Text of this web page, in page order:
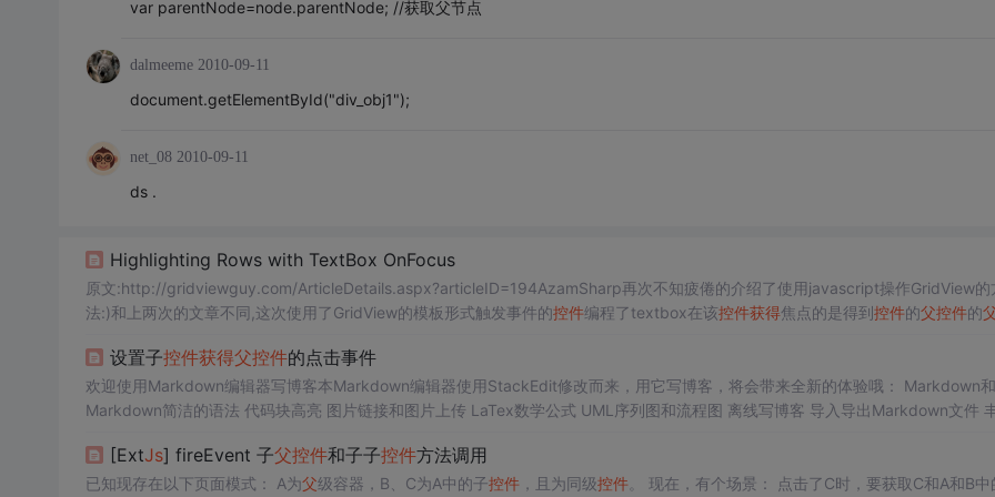
var parentNode=node.parentNode; //获取父节点
dalmeeme 2010-09-11
document.getElementById("div_obj1");
net_08 2010-09-11
ds .
Highlighting Rows with TextBox OnFocus
原文:http://gridviewguy.com/ArticleDetails.aspx?articleID=194AzamSharp再次不知疲倦的介绍了使用javascript操作GridView的
法:)和上两次的文章不同,这次使用了GridView的模板形式触发事件的控件编程了textbox在该控件获得焦点的是得到控件的父控件的
设置子控件获得父控件的点击事件
欢迎使用Markdown编辑器写博客本Markdown编辑器使用StackEdit修改而来，用它写博客，将会带来全新的体验哦： Markdown
Markdown简洁的语法 代码块高亮 图片链接和图片上传 LaTex数学公式 UML序列图和流程图 离线写博客 导入导出Markdown文件
[ExtJs] fireEvent 子父控件和子子控件方法调用
已知现存在以下页面模式： A为父级容器，B、C为A中的子控件，且为同级控件。 现在，有个场景： 点击了C时，要获取C和A和B中的所